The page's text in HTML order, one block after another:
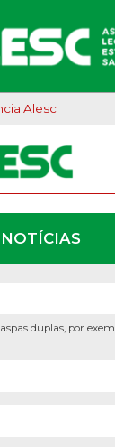
Alesc
duplas, por